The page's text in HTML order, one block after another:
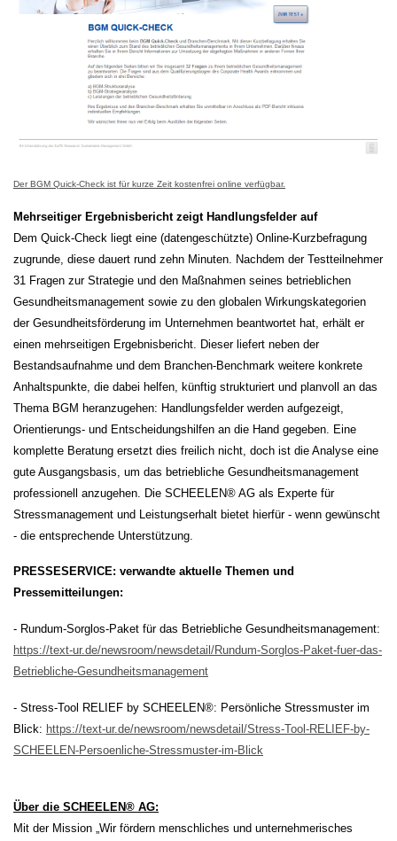
Der BGM Quick-Check ist für kurze Zeit kostenfrei online verfügbar.
Mehrseitiger Ergebnisbericht zeigt Handlungsfelder auf
Dem Quick-Check liegt eine (datengeschützte) Online-Kurzbefragung
zugrunde, diese dauert rund zehn Minuten. Nachdem der Testteilnehmer
31 Fragen zur Strategie und den Maßnahmen seines betrieblichen
Gesundheitsmanagement sowie zu den globalen Wirkungskategorien
der Gesundheitsförderung im Unternehmen beantwortet hat, erhält er
einen mehrseitigen Ergebnisbericht. Dieser liefert neben der
Bestandsaufnahme und dem Branchen-Benchmark weitere konkrete
Anhaltspunkte, die dabei helfen, künftig strukturiert und planvoll an das
Thema BGM heranzugehen: Handlungsfelder werden aufgezeigt,
Orientierungs- und Entscheidungshilfen an die Hand gegeben. Eine
komplette Beratung ersetzt dies freilich nicht, doch ist die Analyse eine
gute Ausgangsbasis, um das betriebliche Gesundheitsmanagement
professionell anzugehen. Die SCHEELEN® AG als Experte für
Stressmanagement und Leistungserhalt bietet hierfür - wenn gewünscht
- die entsprechende Unterstützung.
PRESSESERVICE: verwandte aktuelle Themen und
Pressemitteilungen:
- Rundum-Sorglos-Paket für das Betriebliche Gesundheitsmanagement:
https://text-ur.de/newsroom/newsdetail/Rundum-Sorglos-Paket-fuer-das-
Betriebliche-Gesundheitsmanagement
- Stress-Tool RELIEF by SCHEELEN®: Persönliche Stressmuster im
Blick: https://text-ur.de/newsroom/newsdetail/Stress-Tool-RELIEF-by-
SCHEELEN-Persoenliche-Stressmuster-im-Blick
Über die SCHEELEN® AG:
Mit der Mission „Wir fördern menschliches und unternehmerisches